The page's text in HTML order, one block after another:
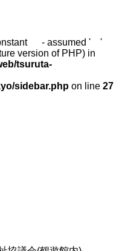
- assumed ' '
version of PHP) in
tsuruta-
sidebar.php on line 27